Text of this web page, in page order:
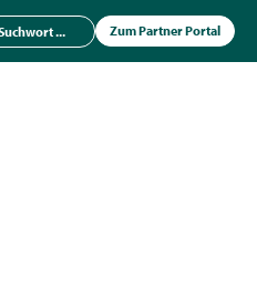
Zum Partner Portal